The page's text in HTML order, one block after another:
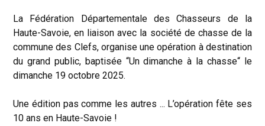
La Fédération Départementale des Chasseurs de la
Haute-Savoie, en liaison avec la société de chasse de la
commune des Clefs, organise une opération à destination
du grand public, baptisée “Un dimanche à la chasse“ le
dimanche 19 octobre 2025.
Une édition pas comme les autres ... L’opération fête ses
10 ans en Haute-Savoie !